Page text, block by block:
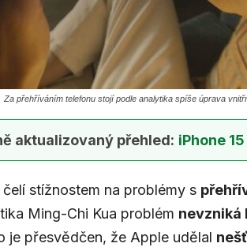
.
Za přehříváním telefonu stojí podle analytika spíše úprava
aktualizovaný přehled: iPhone
stížnostem na problémy s
Ming-Chi Kua problém nevzniká
je přesvědčen, že Apple udělal